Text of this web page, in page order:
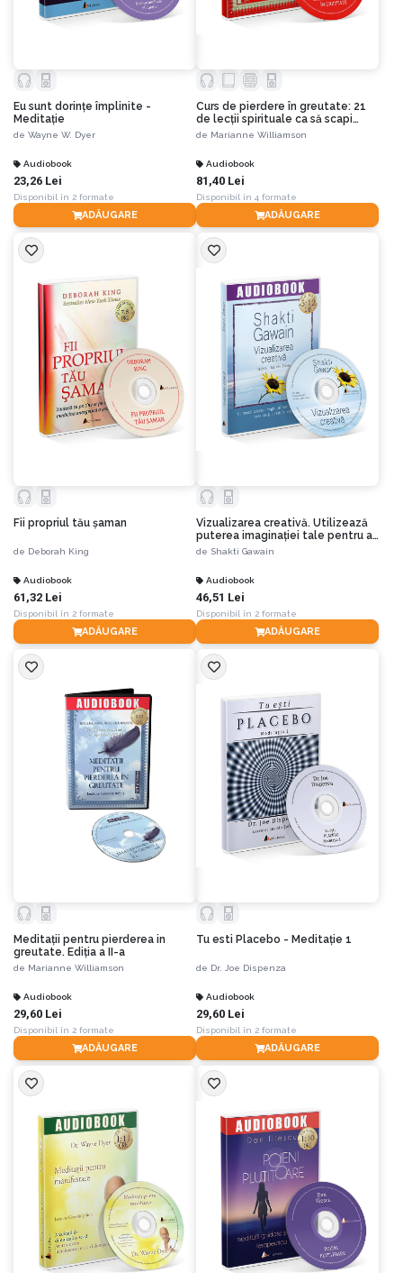
Eu sunt dorinţe împlinite -
Meditaţie
de Wayne W. Dyer
Audiobook
23,26 Lei
Disponibil în 2 formate
ADĂUGARE
Curs de pierdere în greutate: 21
de lecţii spirituale ca să scapi
pentru totdeauna de kilogramele
de Marianne Williamson
Audiobook
81,40 Lei
Disponibil în 4 formate
ADĂUGARE
Fii propriul tău şaman
de Deborah King
Audiobook
61,32 Lei
Disponibil în 2 formate
ADĂUGARE
Vizualizarea creativă. Utilizează
puterea imaginaţiei tale pentru a
crea ceea ce-ţi doreşti în viaţă
de Shakti Gawain
Audiobook
46,51 Lei
Disponibil în 2 formate
ADĂUGARE
Meditaţii pentru pierderea in
greutate. Ediția a II-a
de Marianne Williamson
Audiobook
29,60 Lei
Disponibil în 2 formate
ADĂUGARE
Tu esti Placebo - Meditaţie 1
de Dr. Joe Dispenza
Audiobook
29,60 Lei
Disponibil în 2 formate
ADĂUGARE